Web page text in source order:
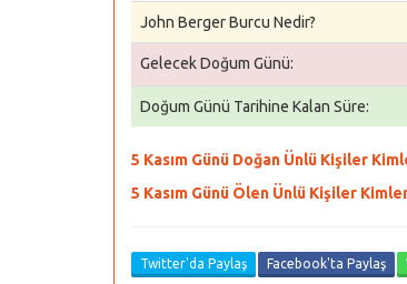
John Berger Burcu Nedir?
Gelecek Doğum Günü:
Doğum Günü Tarihine Kalan Süre:
5 Kasım Günü Doğan Ünlü Kişiler
5 Kasım Günü Ölen Ünlü Kişiler
Twitter'da Paylaş Facebook'ta Paylaş